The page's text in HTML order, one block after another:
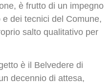
è frutto di un impegno
e dei tecnici del Comune,
salto qualitativo per
è il Belvedere di
decennio di attesa,